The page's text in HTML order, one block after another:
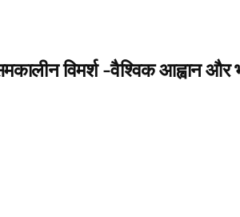
विमर्श -वैश्विक आह्वान और